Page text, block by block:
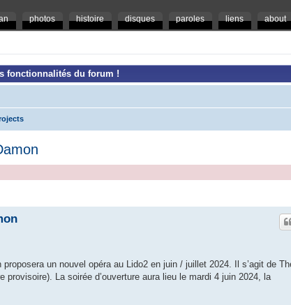
photos histoire disques paroles liens about
fonctionnalités du forum !
un nouvel opéra au Lido2 en juin / juillet 2024. Il s’agit de
La soirée d’ouverture aura lieu le mardi 4 juin 2024, la